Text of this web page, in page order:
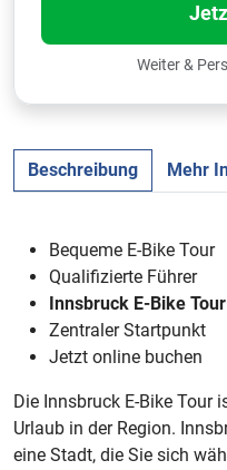
Weiter &
Beschreibung Mehr
Bequeme E-Bike Tour
Qualifizierte Führer
Innsbruck E-Bike Tour
Zentraler Startpunkt
Jetzt online buchen
Die Innsbruck E-Bike Tour
Urlaub in der Region.
eine Stadt, die Sie sich